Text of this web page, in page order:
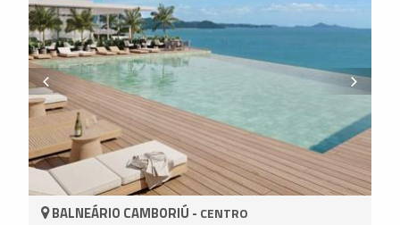
BALNEÁRIO CAMBORIÚ - CENTRO